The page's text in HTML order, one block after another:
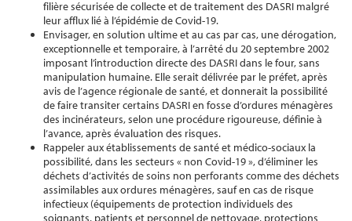
filière sécurisée de collecte et de traitement des DASRI malgré
leur afflux lié à l’épidémie de Covid-19.
Envisager, en solution ultime et au cas par cas, une dérogation,
exceptionnelle et temporaire, à l’arrêté du 20 septembre 2002
imposant l’introduction directe des DASRI dans le four, sans
manipulation humaine. Elle serait délivrée par le préfet, après
avis de l’agence régionale de santé, et donnerait la possibilité
de faire transiter certains DASRI en fosse d’ordures ménagères
des incinérateurs, selon une procédure rigoureuse, définie à
l’avance, après évaluation des risques.
Rappeler aux établissements de santé et médico-sociaux la
possibilité, dans les secteurs « non Covid-19 », d’éliminer les
déchets d’activités de soins non perforants comme des déchets
assimilables aux ordures ménagères, sauf en cas de risque
infectieux (équipements de protection individuels des
soignants, patients et personnel de nettoyage, protections